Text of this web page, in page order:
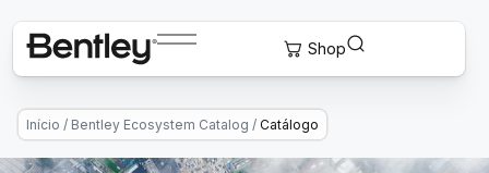
Início / Bentley Ecosystem Catalog / Catálogo